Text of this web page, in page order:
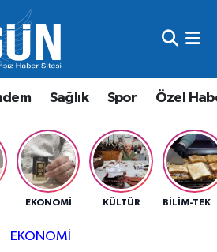
Sağlık Spor Özel
EKONOMI KÜLTÜR
EKONOMI
Eczaneler
Haritası
ve Fikstür